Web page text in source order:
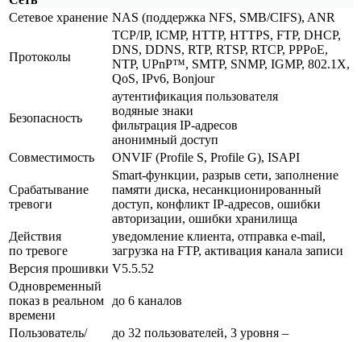
Сетевое хранение NAS (поддержка NFS, SMB/CIFS), ANR
Протоколы
TCP/IP, ICMP, HTTP, HTTPS, FTP, DHCP,
DNS, DDNS, RTP, RTSP, RTCP, PPPoE,
NTP, UPnP™, SMTP, SNMP, IGMP, 802.1X,
QoS, IPv6, Bonjour
Безопасность
аутентификация пользователя
водяные знаки
фильтрация IP-адресов
анонимный доступ
Совместимость
ONVIF (Profile S, Profile G), ISAPI
Срабатывание
тревоги
Smart-функции, разрыв сети, заполнение
памяти диска, несанкционированный
доступ, конфликт IP-адресов, ошибки
авторизации, ошибки хранилища
Действия
по тревоге
уведомление клиента, отправка e-mail,
загрузка на FTP, активация канала записи
Версия прошивки V5.5.52
Одновременный
показ в реальном
времени
до 6 каналов
Пользователь/
до 32 пользователей, 3 уровня –